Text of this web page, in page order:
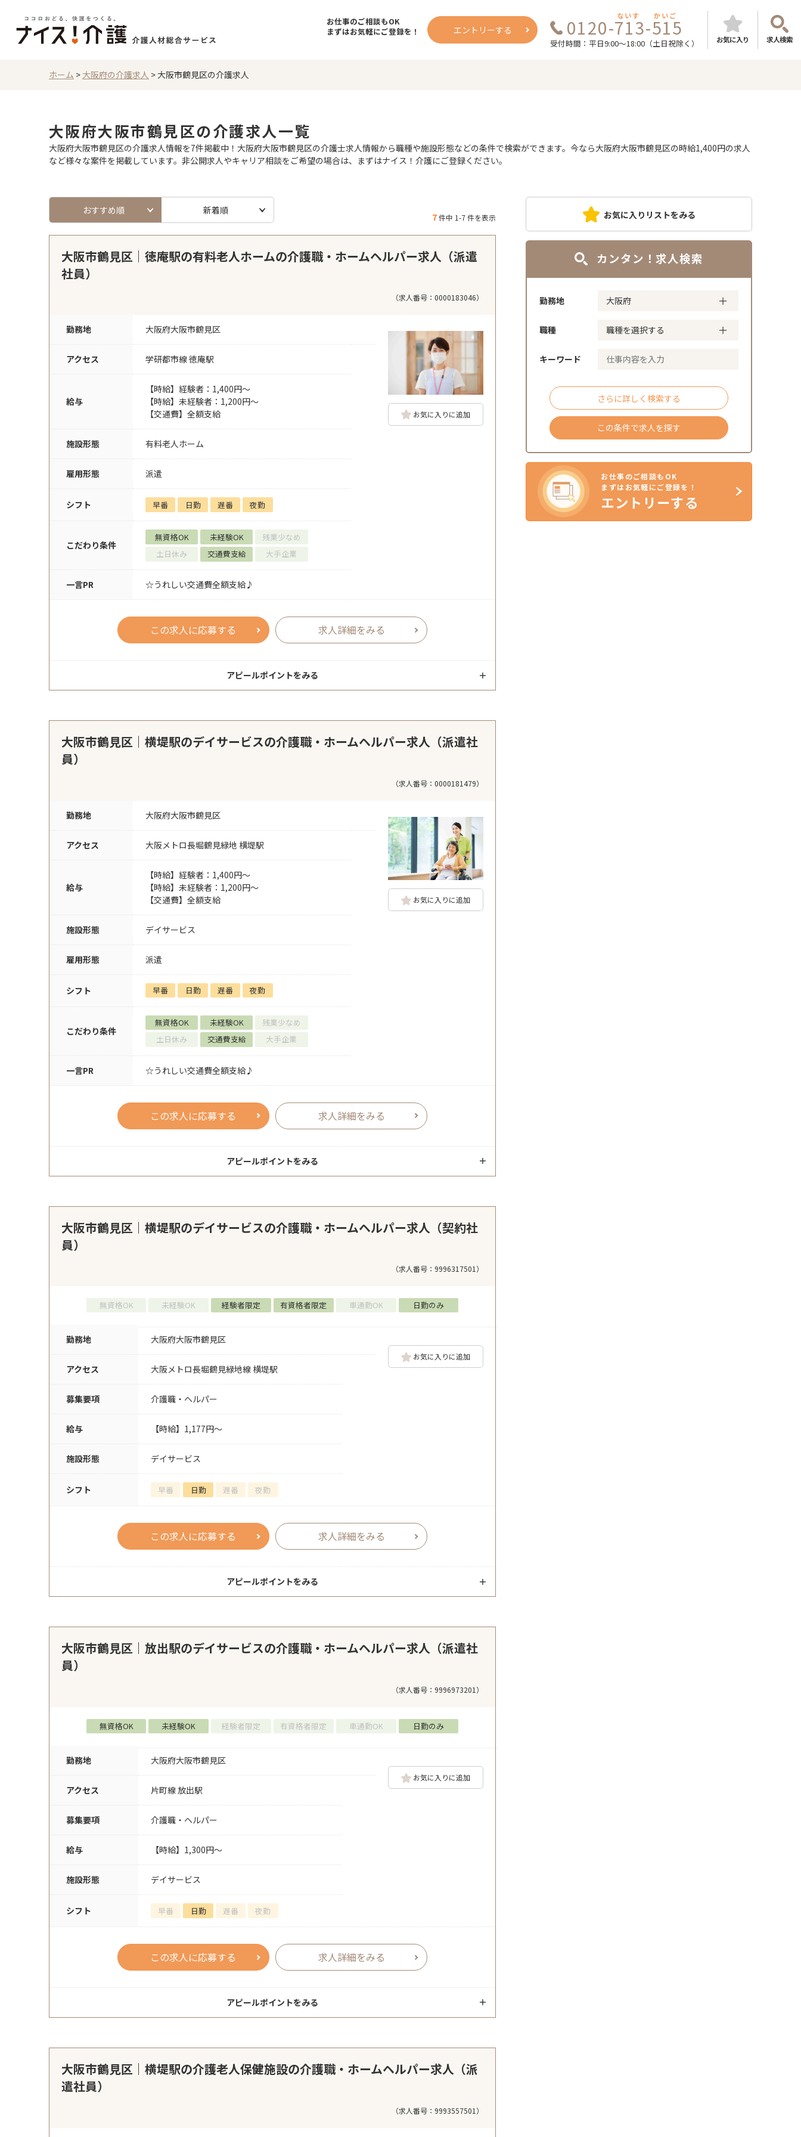
お仕事のご相談もOK
まずはお気軽にご登録を！
エントリーする 0120-713-515
ないす かいご
受付時間：平日9:00～18:00（土日祝除く） お気に入り 求人検索
ホーム > 大阪府の介護求人 >大阪市鶴見区の介護求人
大阪府大阪市鶴見区の介護求人一覧
大阪府大阪市鶴見区の介護求人情報を7件掲載中！大阪府大阪市鶴見区の介護士求人情報から職種や施設形態などの条件で検索ができます。今なら大阪府大阪市鶴見区の時給1,400円の求人
など様々な案件を掲載しています。非公開求人やキャリア相談をご希望の場合は、まずはナイス！介護にご登録ください。
7件中 1-7 件を表示
おすすめ順 新着順
大阪市鶴見区｜徳庵駅の有料老人ホームの介護職・ホームヘルパー求人（派遣
社員）
（求人番号：0000183046）
勤務地 大阪府大阪市鶴見区
アクセス 学研都市線 徳庵駅
給与
【時給】経験者：1,400円～
【時給】未経験者：1,200円～
【交通費】全額支給
施設形態 有料老人ホーム
雇用形態 派遣
シフト 早番 日勤 遅番 夜勤
こだわり条件
無資格OK 未経験OK
残業少なめ
土日休み
交通費支給 大手企業
一言PR ☆うれしい交通費全額支給♪
お気に入りに追加
この求人に応募する 求人詳細をみる
アピールポイントをみる
大阪市鶴見区｜横堤駅のデイサービスの介護職・ホームヘルパー求人（派遣社
員）
（求人番号：0000181479）
勤務地 大阪府大阪市鶴見区
アクセス 大阪メトロ長堀鶴見緑地 横堤駅
給与
【時給】経験者：1,400円～
【時給】未経験者：1,200円～
【交通費】全額支給
施設形態 デイサービス
雇用形態 派遣
シフト 早番 日勤 遅番 夜勤
こだわり条件
無資格OK 未経験OK
残業少なめ
土日休み
交通費支給 大手企業
一言PR ☆うれしい交通費全額支給♪
お気に入りに追加
この求人に応募する 求人詳細をみる
アピールポイントをみる
大阪市鶴見区｜横堤駅のデイサービスの介護職・ホームヘルパー求人（契約社
員）
（求人番号：9996317501）
無資格OK 未経験OK 経験者限定 有資格者限定 車通勤OK 日勤のみ
勤務地 大阪府大阪市鶴見区
アクセス 大阪メトロ長堀鶴見緑地線 横堤駅
募集要項 介護職・ヘルパー
給与 【時給】1,177円～
施設形態 デイサービス
シフト 早番 日勤 遅番 夜勤
お気に入りに追加
この求人に応募する 求人詳細をみる
アピールポイントをみる
大阪市鶴見区｜放出駅のデイサービスの介護職・ホームヘルパー求人（派遣社
員）
（求人番号：9996973201）
無資格OK 未経験OK 経験者限定 有資格者限定 車通勤OK 日勤のみ
勤務地 大阪府大阪市鶴見区
アクセス 片町線 放出駅
募集要項 介護職・ヘルパー
給与 【時給】1,300円～
施設形態 デイサービス
シフト 早番 日勤 遅番 夜勤
お気に入りに追加
この求人に応募する 求人詳細をみる
アピールポイントをみる
大阪市鶴見区｜横堤駅の介護老人保健施設の介護職・ホームヘルパー求人（派
遣社員）
（求人番号：9993557501）
お気に入りリストをみる
カンタン！求人検索
勤務地
職種
キーワード
さらに詳しく検索する
この条件で求人を探す
お仕事のご相談もOK
まずはお気軽にご登録を！
エントリーする